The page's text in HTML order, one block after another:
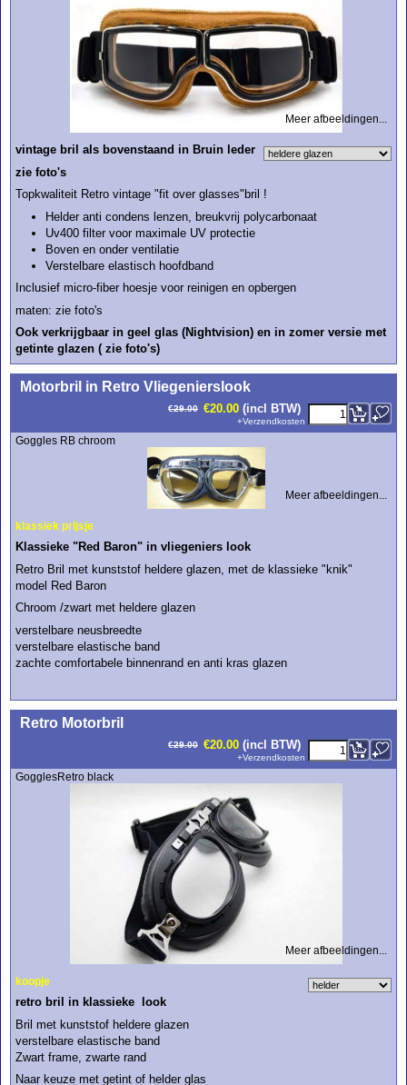
Meer afbeeldingen...
vintage bril als bovenstaand in Bruin leder
zie foto's
Topkwaliteit Retro vintage "fit over glasses"bril !
Helder anti condens lenzen, breukvrij polycarbonaat
Uv400 filter voor maximale UV protectie
Boven en onder ventilatie
Verstelbare elastisch hoofdband
Inclusief micro-fiber hoesje voor reinigen en opbergen
maten: zie foto's
Ook verkrijgbaar in geel glas (Nightvision) en in zomer versie met
getinte glazen ( zie foto's)
<!-- MakeFullWidth0 --><!-- MakeFullWidth1 --><!-- MakeFullWidth2 --><!-- MakeFullWidth3 --><!-- MakeFullWidth4 --><!-- MakeFullWidth5 --><!-- MakeFullWidth6 --><!-- MakeFullWidth7 --><!-- MakeFullWidth8 --><!-- MakeFullWidth9 --><!-- MakeFullWidth10 --><!-- MakeFullWidth11 --><!-- MakeFullWidth12 --><!-- MakeFullWidth13 --><!-- MakeFullWidth14 --><!-- MakeFullWidth15 --><!-- MakeFullWidth16 --><!-- MakeFullWidth17 --><!-- MakeFullWidth18 --><!-- MakeFullWidth19 -->
Motorbril in Retro Vliegenierslook
€29.00 €20.00 (incl BTW)
+Verzendkosten
Goggles RB chroom
Meer afbeeldingen...
klassiek prijsje
Klassieke "Red Baron" in vliegeniers look
Retro Bril met kunststof heldere glazen, met de klassieke "knik"
model Red Baron
Chroom /zwart met heldere glazen
verstelbare neusbreedte
verstelbare elastische band
zachte comfortabele binnenrand en anti kras glazen
<!-- MakeFullWidth0 --><!-- MakeFullWidth1 --><!-- MakeFullWidth2 --><!-- MakeFullWidth3 --><!-- MakeFullWidth4 --><!-- MakeFullWidth5 --><!-- MakeFullWidth6 --><!-- MakeFullWidth7 --><!-- MakeFullWidth8 --><!-- MakeFullWidth9 --><!-- MakeFullWidth10 --><!-- MakeFullWidth11 --><!-- MakeFullWidth12 --><!-- MakeFullWidth13 --><!-- MakeFullWidth14 --><!-- MakeFullWidth15 --><!-- MakeFullWidth16 --><!-- MakeFullWidth17 --><!-- MakeFullWidth18 --><!-- MakeFullWidth19 -->
Retro Motorbril
€29.00 €20.00 (incl BTW)
+Verzendkosten
GogglesRetro black
Meer afbeeldingen...
koopje
retro bril in klassieke look
Bril met kunststof heldere glazen
verstelbare elastische band
Zwart frame, zwarte rand
Naar keuze met getint of helder glas